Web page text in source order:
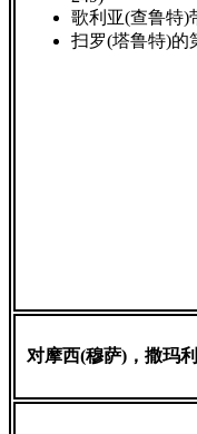
歌利亚(查鲁特)
扫罗(塔鲁特)的
对摩西(穆萨)，撒玛